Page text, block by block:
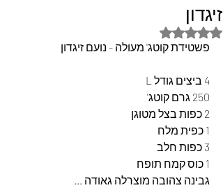
זיגדון
דירוג של NaN מתוך 5 כוכבים
פשטידת קוטג' מעולה - נועם זיגדון
4 ביצים גודל L
250 גרם קוטג'
2 כפות בצל מטוגן
1 כפית מלח
3 כפות חלב
1 כוס קמח תופח
גבינה צהובה מוצרלה גאודה ...